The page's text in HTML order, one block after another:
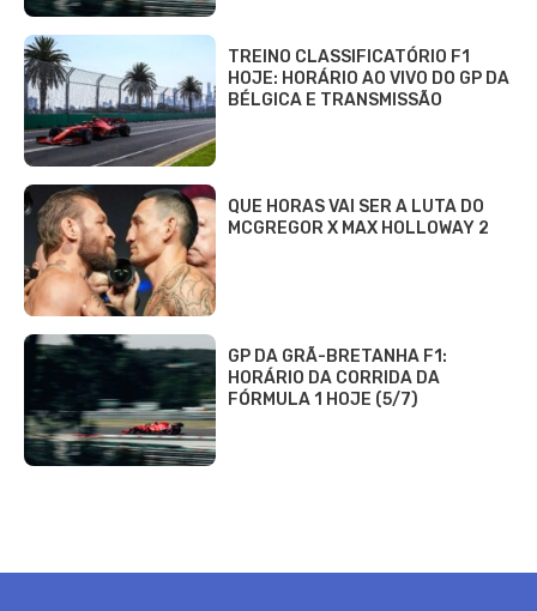
TREINO CLASSIFICATÓRIO F1
HOJE: HORÁRIO AO VIVO DO GP DA
BÉLGICA E TRANSMISSÃO
QUE HORAS VAI SER A LUTA DO
MCGREGOR X MAX HOLLOWAY 2
GP DA GRÃ-BRETANHA F1:
HORÁRIO DA CORRIDA DA
FÓRMULA 1 HOJE (5/7)